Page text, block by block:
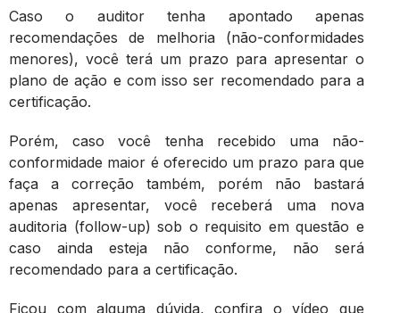
Caso o auditor tenha apontado apenas
recomendações de melhoria (não-conformidades
menores), você terá um prazo para apresentar o
plano de ação e com isso ser recomendado para a
certificação.
Porém, caso você tenha recebido uma não-
conformidade maior é oferecido um prazo para que
faça a correção também, porém não bastará
apenas apresentar, você receberá uma nova
auditoria (follow-up) sob o requisito em questão e
caso ainda esteja não conforme, não será
recomendado para a certificação.
Ficou com alguma dúvida, confira o vídeo que